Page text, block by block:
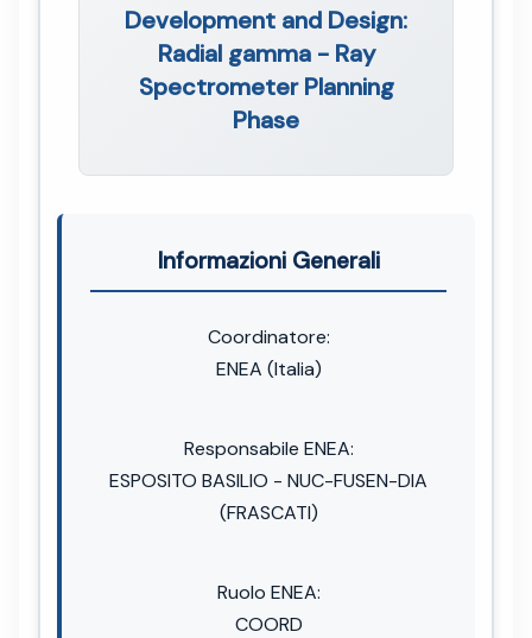
Development and Design:
Radial gamma - Ray
Spectrometer Planning
Phase
Informazioni Generali
Coordinatore:
ENEA (Italia)
Responsabile ENEA:
ESPOSITO BASILIO - NUC-FUSEN-DIA
(FRASCATI)
Ruolo ENEA:
COORD